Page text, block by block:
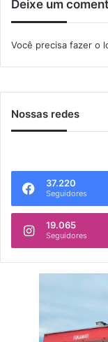
H
p
o
t
a
u
a
Deixe um
Você precisa fazer o
Nossas redes
37.220
Seguidores
19.065
Seguidores